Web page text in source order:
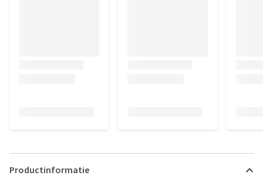
Productinformatie